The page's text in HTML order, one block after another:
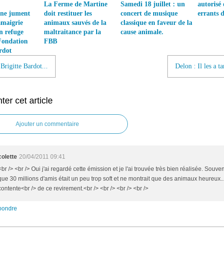
jument
refuge
La Ferme de Martine
doit restituer les
animaux sauvés de la
maltraitance par la
FBB
Samedi 18 juillet : un
concert de musique
classique en faveur de la
cause animale.
autorisé
errants
Brigitte Bardot... Delon : Il les a
cet article
Ajouter un commentaire
20/04/2011 09:41
/> <br /> Oui j'ai regardé cette émission et je l'ai trouvée très bien réalisée.
30 millions d'amis était un peu trop soft et ne montrait que des animaux
/> de ce revirement.<br /> <br /> <br /> <br />